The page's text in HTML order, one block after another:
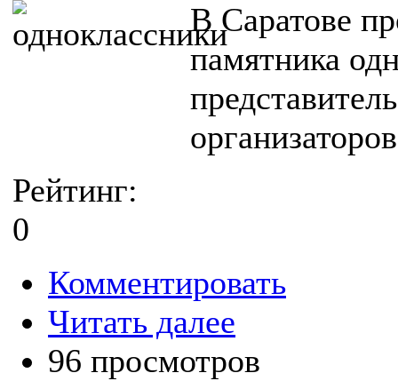
В Саратове
памятника
Рейтинг:
0
Комментировать
Читать далее
96 просмотров